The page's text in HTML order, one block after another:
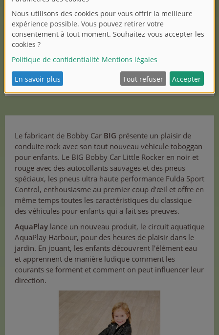
Le fabricant de Bobby Car BIG présente un plaisir de
conduite rock avec son tout nouveau véhicule toboggan
pour enfants. Le BIG Bobby Car Little Rocker en noir et
rouge avec des autocollants sauvages et des pneus
spéciaux, les pneus ultra haute performance Fulda Sport
Control, enthousiasme au premier coup d'œil et offre en
même temps toutes les caractéristiques du classique
des véhicules pour enfants qui a fait ses preuves.
AquaPlay lance un nouveau produit, le circuit aquatique
AquaPlay Harbour, pour des heures de plaisir dans le
jardin. En jouant, les enfants découvrent l'élément eau
et apprennent de manière ludique comment les
courants se forment et comment on peut influencer leur
direction.